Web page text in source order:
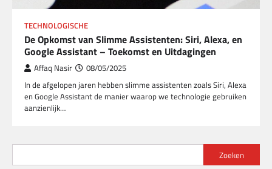
TECHNOLOGISCHE
De Opkomst van Slimme Assistenten: Siri, Alexa, en
Google Assistant – Toekomst en Uitdagingen
Affaq Nasir 08/05/2025
In de afgelopen jaren hebben slimme assistenten zoals Siri, Alexa
en Google Assistant de manier waarop we technologie gebruiken
aanzienlijk…
Zoeken